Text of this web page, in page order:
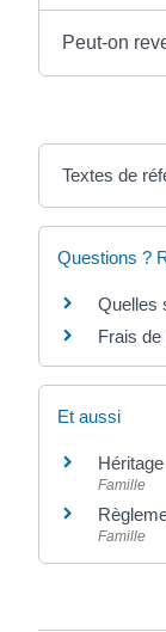
Peut-on
Textes de
Questions ?
Quelles
Frais de
Et aussi
Famille
Famille